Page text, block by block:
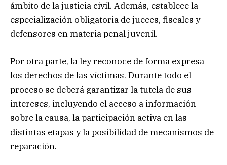
ámbito de la justicia civil. Además, establece la
especialización obligatoria de jueces, fiscales y
defensores en materia penal juvenil.
Por otra parte, la ley reconoce de forma expresa
los derechos de las víctimas. Durante todo el
proceso se deberá garantizar la tutela de sus
intereses, incluyendo el acceso a información
sobre la causa, la participación activa en las
distintas etapas y la posibilidad de mecanismos de
reparación.